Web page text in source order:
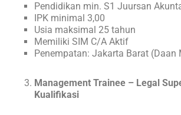
Pendidikan min. S1 Juursan
IPK minimal 3,00
Usia maksimal 25 tahun
Memiliki SIM C/A Aktif
Penempatan: Jakarta Barat (Daan
Management Trainee – Legal
Kualifikasi